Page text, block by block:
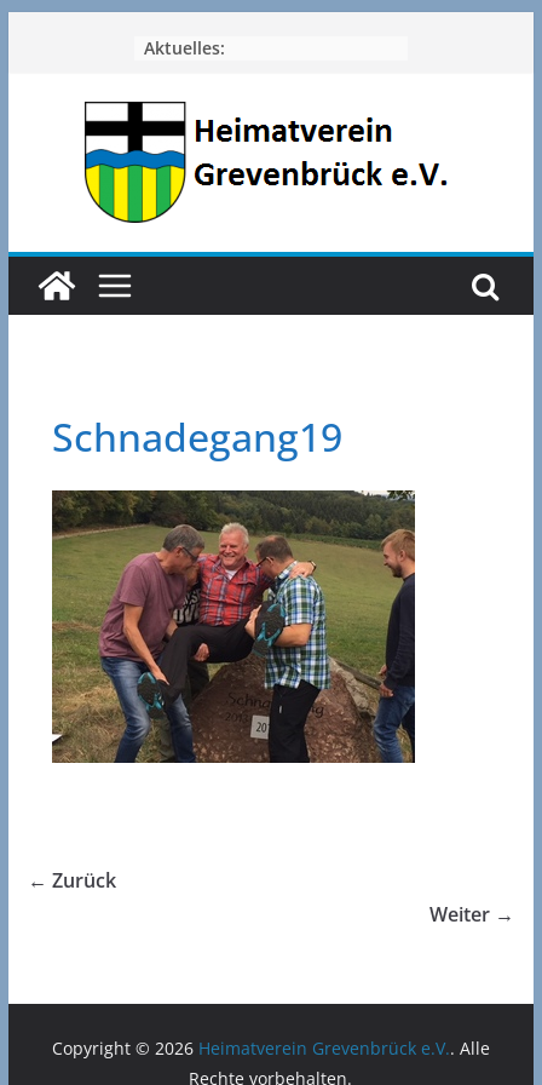
springen
Aktuelles:
Schnadegang19
← Zurück
Weiter →
Copyright © 2026 Heimatverein Grevenbrück e.V.. Alle
Rechte vorbehalten.